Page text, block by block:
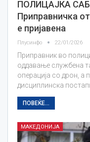
ПОЛИЦАЈКА
Приправничка
е пријавена
Плусинфо 22/01/2026
Приправник во
оддавање службена
операција со дрон, а
дисциплинска
ПОВЕЌЕ...
МАКЕДОНИЈА